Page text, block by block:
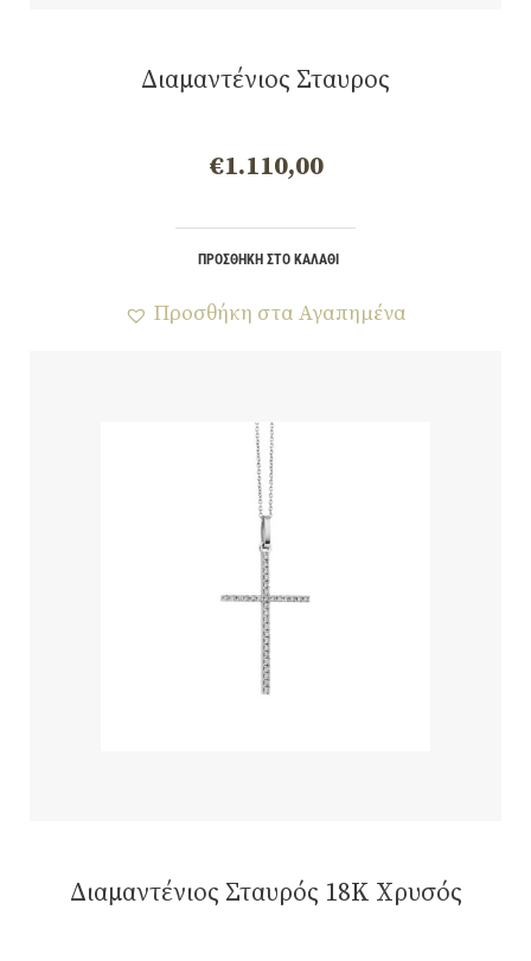
Διαμαντένιος Σταυρος
€1.110,00
ΠΡΟΣΘΉΚΗ ΣΤΟ ΚΑΛΆΘΙ
Προσθήκη στα Αγαπημένα
Διαμαντένιος Σταυρός 18K Χρυσός